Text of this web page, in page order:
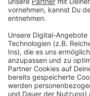
Verschiedene